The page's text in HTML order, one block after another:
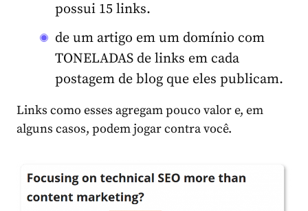
possui 15 links.
de um artigo em um domínio com
TONELADAS de links em cada
postagem de blog que eles publicam.
Links como esses agregam pouco valor e, em
alguns casos, podem jogar contra você.